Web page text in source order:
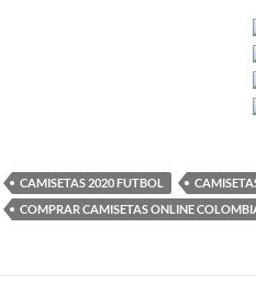
CAMISETAS 2020 FUTBOL
COMPRAR CAMISETAS ONLINE